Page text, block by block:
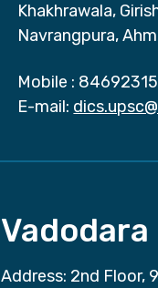
Khakhrawala,
Navrangpura,
Mobile :
E-mail:
Vadodara
Address: 2nd Floor,